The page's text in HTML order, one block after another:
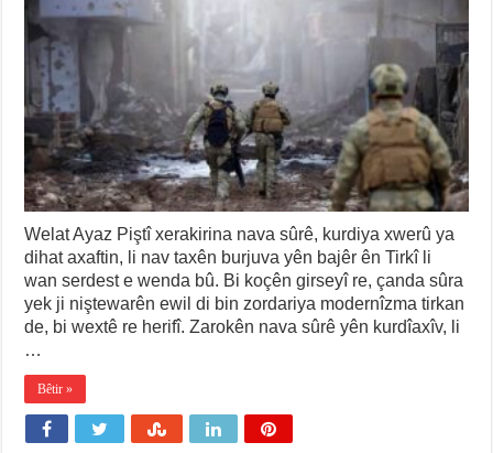
Welat Ayaz Piştî xerakirina nava sûrê, kurdiya xwerû ya
dihat axaftin, li nav taxên burjuva yên bajêr ên Tirkî li
wan serdest e wenda bû. Bi koçên girseyî re, çanda sûra
yek ji niştewarên ewil di bin zordariya modernîzma tirkan
de, bi wextê re herifî. Zarokên nava sûrê yên kurdîaxîv, li
…
Bêtir »